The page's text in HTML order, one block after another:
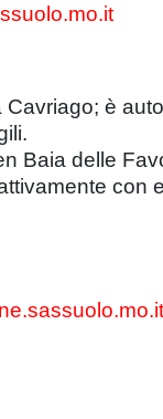
è
Baia delle
con